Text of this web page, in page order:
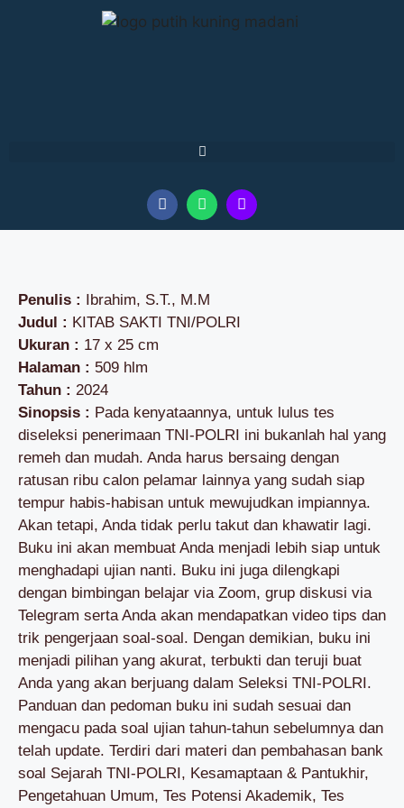
Penulis : Ibrahim, S.T., M.M
Judul : KITAB SAKTI TNI/POLRI
Ukuran : 17 x 25 cm
Halaman : 509 hlm
Tahun : 2024
Sinopsis : Pada kenyataannya, untuk lulus tes
diseleksi penerimaan TNI-POLRI ini bukanlah hal yang
remeh dan mudah. Anda harus bersaing dengan
ratusan ribu calon pelamar lainnya yang sudah siap
tempur habis-habisan untuk mewujudkan impiannya.
Akan tetapi, Anda tidak perlu takut dan khawatir lagi.
Buku ini akan membuat Anda menjadi lebih siap untuk
menghadapi ujian nanti. Buku ini juga dilengkapi
dengan bimbingan belajar via Zoom, grup diskusi via
Telegram serta Anda akan mendapatkan video tips dan
trik pengerjaan soal-soal. Dengan demikian, buku ini
menjadi pilihan yang akurat, terbukti dan teruji buat
Anda yang akan berjuang dalam Seleksi TNI-POLRI.
Panduan dan pedoman buku ini sudah sesuai dan
mengacu pada soal ujian tahun-tahun sebelumnya dan
telah update. Terdiri dari materi dan pembahasan bank
soal Sejarah TNI-POLRI, Kesamaptaan & Pantukhir,
Pengetahuan Umum, Tes Potensi Akademik, Tes